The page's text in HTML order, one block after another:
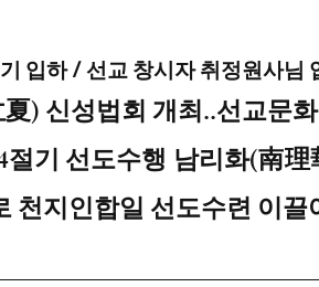
입하 / 선교 창시자 취정원사님
) 신성법회 개최..선교문
기 선도수행 남리화(南
천지인합일 선도수련 이끌